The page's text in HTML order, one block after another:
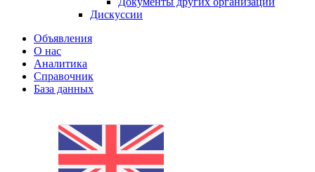
Дискуссии
Объявления
О нас
Аналитика
Справочник
База данных